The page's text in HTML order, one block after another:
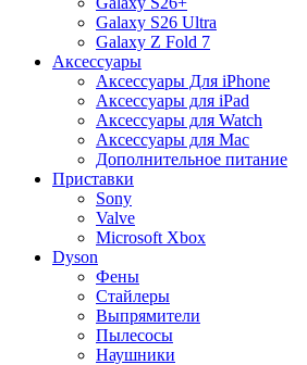
Galaxy S26 Ultra
Galaxy Z Fold 7
Аксессуары
Аксессуары Для iPhone
Аксессуары для iPad
Аксессуары для Watch
Аксессуары для Mac
Дополнительное питание
Приставки
Sony
Valve
Microsoft Xbox
Dyson
Фены
Стайлеры
Выпрямители
Пылесосы
Наушники